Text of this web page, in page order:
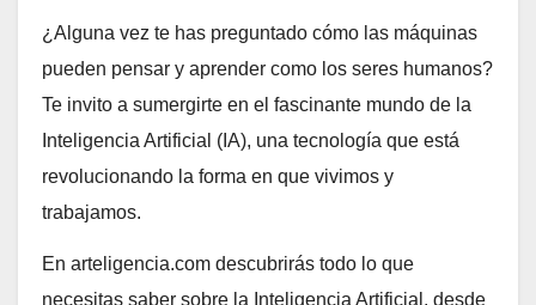
¿Alguna vez te has preguntado cómo las máquinas
pueden pensar y aprender como los seres humanos?
Te invito a sumergirte en el fascinante mundo de la
Inteligencia Artificial (IA), una tecnología que está
revolucionando la forma en que vivimos y
trabajamos.
En arteligencia.com descubrirás todo lo que
necesitas saber sobre la Inteligencia Artificial, desde